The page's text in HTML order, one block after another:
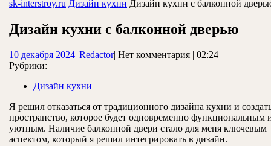
sk-interstroy.ru Дизайн кухни Дизайн кухни с балконной
Дизайн кухни с балконной дверью
10 декабря 202410
| RedactorRedactor
| Нет комментария | 02:24
Рубрики:
Дизайн кухни
Я решил отказаться от традиционного дизайна кухни и
пространство, которое будет одновременно функциональным
уютным. Наличие балконной двери стало для меня ключевым
аспектом, который я решил интегрировать в дизайн.